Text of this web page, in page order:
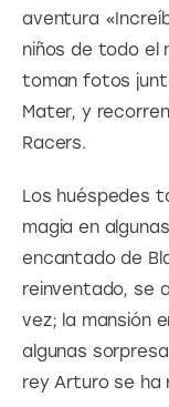
aventura
niños de todo el
toman fotos
Mater, y
Racers.
Los huéspedes
magia en
encantado de
reinventado, se
vez; la mansión
algunas
rey Arturo se ha